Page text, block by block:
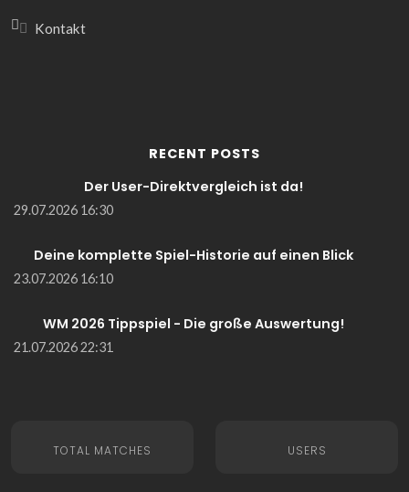
Kontakt
RECENT POSTS
Der User-Direktvergleich ist da!
29.07.2026 16:30
Deine komplette Spiel-Historie auf einen Blick
23.07.2026 16:10
WM 2026 Tippspiel - Die große Auswertung!
21.07.2026 22:31
TOTAL MATCHES USERS